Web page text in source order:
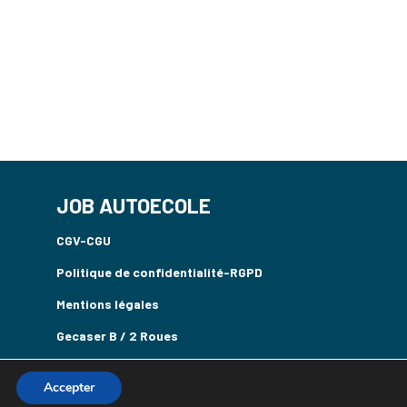
JOB AUTOECOLE
CGV-CGU
Politique de confidentialité-RGPD
Mentions légales
Gecaser B / 2 Roues
Accepter